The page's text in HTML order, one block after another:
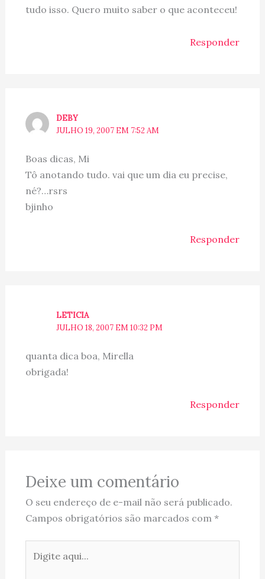
tudo isso. Quero muito saber o que aconteceu!
Responder
DEBY
JULHO 19, 2007 EM 7:52 AM
Boas dicas, Mi
Tô anotando tudo. vai que um dia eu precise,
né?…rsrs
bjinho
Responder
LETICIA
JULHO 18, 2007 EM 10:32 PM
quanta dica boa, Mirella
obrigada!
Responder
Deixe um comentário
O seu endereço de e-mail não será publicado.
Campos obrigatórios são marcados com *
aqui...